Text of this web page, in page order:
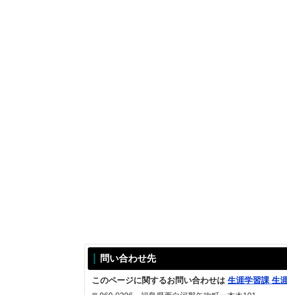
問い合わせ先
このページに関するお問い合わせは 生涯学習課 生